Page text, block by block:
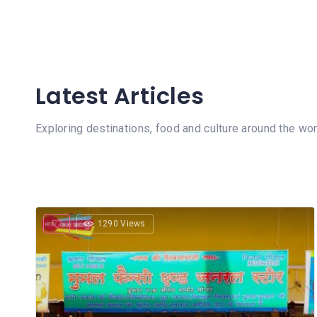
Latest Articles
Exploring destinations, food and culture around the
1290 Views